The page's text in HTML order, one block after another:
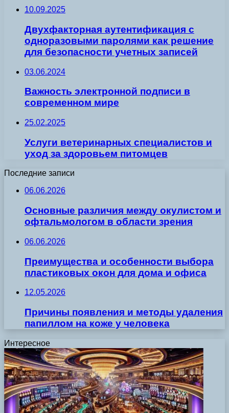
10.09.2025
Двухфакторная аутентификация с
одноразовыми паролями как решение
для безопасности учетных записей
03.06.2024
Важность электронной подписи в
современном мире
25.02.2025
Услуги ветеринарных специалистов и
уход за здоровьем питомцев
Последние записи
06.06.2026
Основные различия между окулистом и
офтальмологом в области зрения
06.06.2026
Преимущества и особенности выбора
пластиковых окон для дома и офиса
12.05.2026
Причины появления и методы удаления
папиллом на коже у человека
Интересное